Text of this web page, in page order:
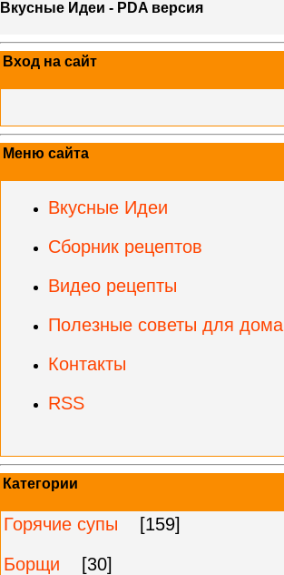
Вкусные Идеи - PDA версия
Вход на сайт
Меню сайта
Вкусные Идеи
Сборник рецептов
Видео рецепты
Полезные советы для дома
Контакты
RSS
Категории
Горячие супы
[159]
Борщи
[30]